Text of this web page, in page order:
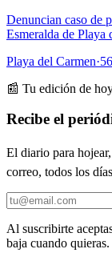
Denuncian caso de
Esmeralda de Playa
Playa del Carmen·
📰 Tu edición de
Recibe el
El diario para
correo, todos los
Al suscribirte
baja cuando quieras.